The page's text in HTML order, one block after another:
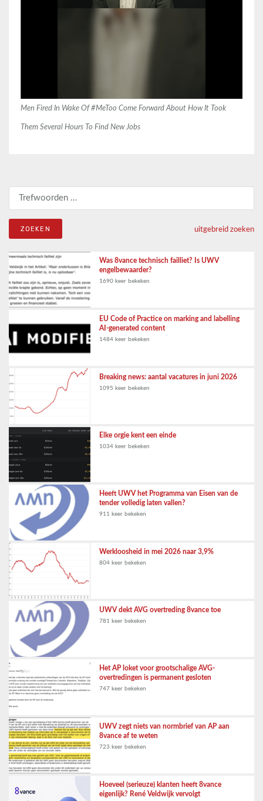
Men Fired In Wake Of #MeToo Come Forward About How It Took
Them Several Hours To Find New Jobs
Zoeken naar:
uitgebreid zoeken
Was 8vance technisch failliet? Is UWV
engelbewaarder?
1690 keer bekeken
EU Code of Practice on marking and labelling
AI-generated content
1484 keer bekeken
Breaking news: aantal vacatures in juni 2026
1095 keer bekeken
Elke orgie kent een einde
1034 keer bekeken
Heeft UWV het Programma van Eisen van de
tender volledig laten vallen?
911 keer bekeken
Werkloosheid in mei 2026 naar 3,9%
804 keer bekeken
UWV dekt AVG overtreding 8vance toe
781 keer bekeken
Het AP loket voor grootschalige AVG-
overtredingen is permanent gesloten
747 keer bekeken
UWV zegt niets van normbrief van AP aan
8vance af te weten
723 keer bekeken
Hoeveel (serieuze) klanten heeft 8vance
eigenlijk? René Veldwijk vervolgt